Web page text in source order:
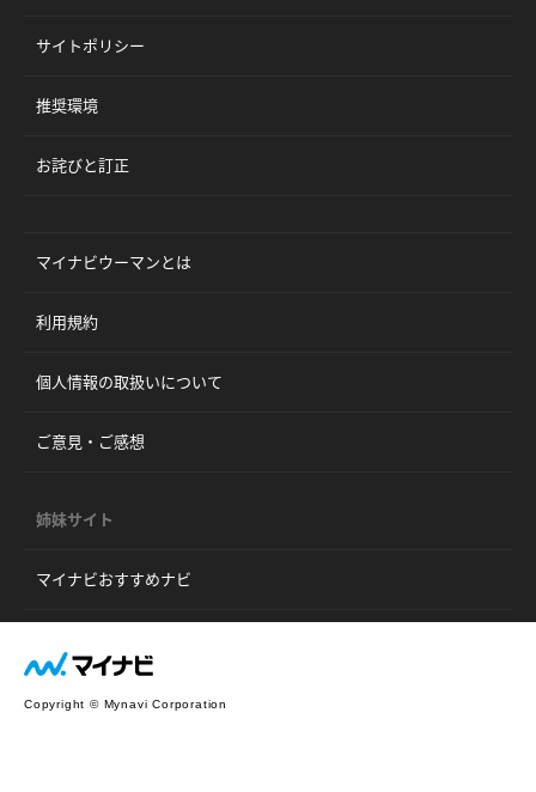
サイトポリシー
推奨環境
お詫びと訂正
マイナビウーマンとは
利用規約
個人情報の取扱いについて
ご意見・ご感想
姉妹サイト
マイナビおすすめナビ
Copyright © Mynavi Corporation